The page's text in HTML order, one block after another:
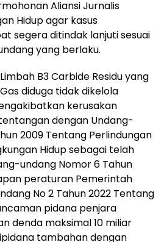
Aliansi Jurnalis
Hidup agar kasus
segera ditindak lanjuti sesuai
yang berlaku.
B3 Carbide Residu yang
diduga tidak dikelola
kerusakan
dengan Undang-
2009 Tentang Perlindungan
Hidup sebagai telah
undang Nomor 6 Tahun
peraturan Pemerintah
No 2 Tahun 2022 Tentang
pidana penjara
denda maksimal 10 miliar
tambahan dengan